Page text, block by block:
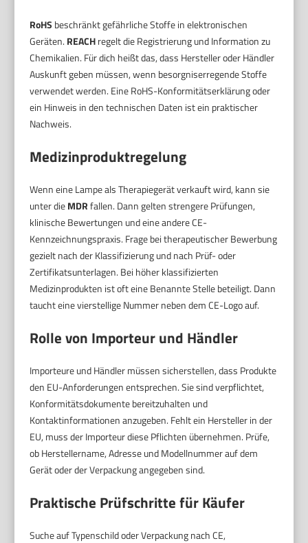
RoHS beschränkt gefährliche Stoffe in elektronischen
Geräten. REACHregelt die Registrierung und Information zu
Chemikalien. Für dich heißt das, dass Hersteller oder Händler
Auskunft geben müssen, wenn besorgniserregende Stoffe
verwendet werden. Eine RoHS-Konformitätserklärung oder
ein Hinweis in den technischen Daten ist ein praktischer
Nachweis.
Medizinproduktregelung
Wenn eine Lampe als Therapiegerät verkauft wird, kann sie
unter dieMDRfallen. Dann gelten strengere Prüfungen,
klinische Bewertungen und eine andere CE-
Kennzeichnungspraxis. Frage bei therapeutischer Bewerbung
gezielt nach der Klassifizierung und nach Prüf- oder
Zertifikatsunterlagen. Bei höher klassifizierten
Medizinprodukten ist oft eine Benannte Stelle beteiligt. Dann
taucht eine vierstellige Nummer neben dem CE-Logo auf.
Rolle von Importeur und Händler
Importeure und Händler müssen sicherstellen, dass Produkte
den EU-Anforderungen entsprechen. Sie sind verpflichtet,
Konformitätsdokumente bereitzuhalten und
Kontaktinformationen anzugeben. Fehlt ein Hersteller in der
EU, muss der Importeur diese Pflichten übernehmen. Prüfe,
ob Herstellername, Adresse und Modellnummer auf dem
Gerät oder der Verpackung angegeben sind.
Praktische Prüfschritte für Käufer
Suche auf Typenschild oder Verpackung nach CE,